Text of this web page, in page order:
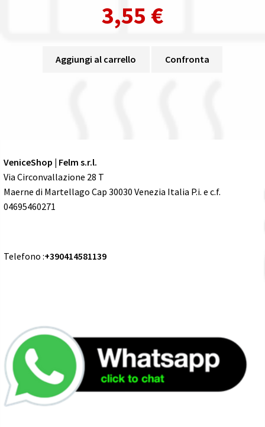
3,55 €
Aggiungi al carrello Confronta
VeniceShop | Felm s.r.l.
Via Circonvallazione 28 T
Maerne di Martellago Cap 30030 Venezia Italia P.i. e c.f.
04695460271
Telefono :+390414581139